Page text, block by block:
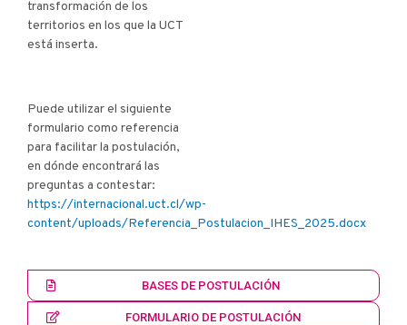
transformación de los
territorios en los que la UCT
está inserta.
Puede utilizar el siguiente
formulario como referencia
para facilitar la postulación,
en dónde encontrará las
preguntas a contestar:
https://internacional.uct.cl/wp-
content/uploads/Referencia_Postulacion_IHES_2025.docx
BASES DE POSTULACIÓN
FORMULARIO DE POSTULACIÓN